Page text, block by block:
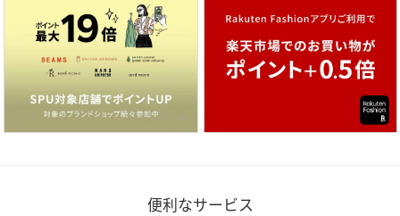
便利なサービス